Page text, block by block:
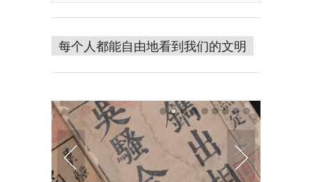
每个人都能自由地看到我们的文明